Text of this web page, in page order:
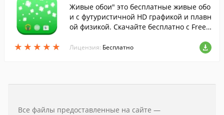
★ ★ ★ ★ ★
★ ★ ★ ★ ★
Живые обои" это бесплатные живые обо
и с футуристичной HD графикой и плавн
ой физикой. Скачайте бесплатно с FreeS
Лицензия: Бесплатно
Все файлы предоставленные на сайте —